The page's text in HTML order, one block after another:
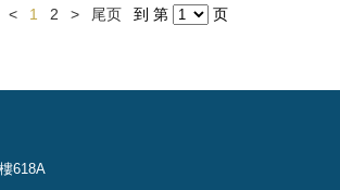
< 1 2 > 尾页 到 第 页
618A